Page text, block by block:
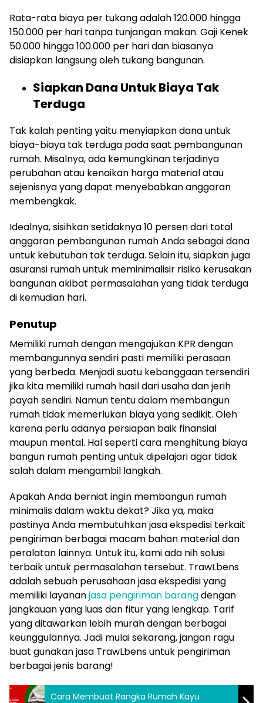
Rata-rata biaya per tukang adalah 120.000 hingga
150.000 per hari tanpa tunjangan makan. Gaji Kenek
50.000 hingga 100.000 per hari dan biasanya
disiapkan langsung oleh tukang bangunan.
Siapkan Dana Untuk Biaya Tak
Terduga
Tak kalah penting yaitu menyiapkan dana untuk
biaya-biaya tak terduga pada saat pembangunan
rumah. Misalnya, ada kemungkinan terjadinya
perubahan atau kenaikan harga material atau
sejenisnya yang dapat menyebabkan anggaran
membengkak.
Idealnya, sisihkan setidaknya 10 persen dari total
anggaran pembangunan rumah Anda sebagai dana
untuk kebutuhan tak terduga. Selain itu, siapkan juga
asuransi rumah untuk meminimalisir risiko kerusakan
bangunan akibat permasalahan yang tidak terduga
di kemudian hari.
Penutup
Memiliki rumah dengan mengajukan KPR dengan
membangunnya sendiri pasti memiliki perasaan
yang berbeda. Menjadi suatu kebanggaan tersendiri
jika kita memiliki rumah hasil dari usaha dan jerih
payah sendiri. Namun tentu dalam membangun
rumah tidak memerlukan biaya yang sedikit. Oleh
karena perlu adanya persiapan baik finansial
maupun mental. Hal seperti cara menghitung biaya
bangun rumah penting untuk dipelajari agar tidak
salah dalam mengambil langkah.
Apakah Anda berniat ingin membangun rumah
minimalis dalam waktu dekat? Jika ya, maka
pastinya Anda membutuhkan jasa ekspedisi terkait
pengiriman berbagai macam bahan material dan
peralatan lainnya. Untuk itu, kami ada nih solusi
terbaik untuk permasalahan tersebut. TrawLbens
adalah sebuah perusahaan jasa ekspedisi yang
memiliki layananjasa pengiriman barangdengan
jangkauan yang luas dan fitur yang lengkap. Tarif
yang ditawarkan lebih murah dengan berbagai
keunggulannya. Jadi mulai sekarang, jangan ragu
buat gunakan jasa TrawLbens untuk pengiriman
berbagai jenis barang!
Cara Membuat Rangka Rumah Kayu